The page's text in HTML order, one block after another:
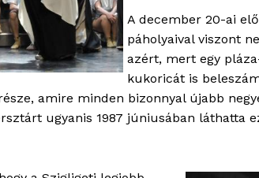
A december 20-ai
páholyaival viszont
azért, mert egy
kukoricát is
amire minden bizonnyal újabb
ugyanis 1987 júniusában láthatta